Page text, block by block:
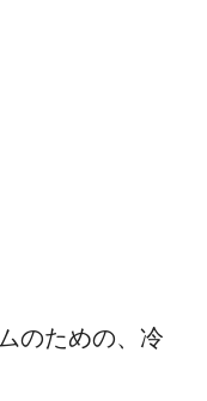
のための、冷